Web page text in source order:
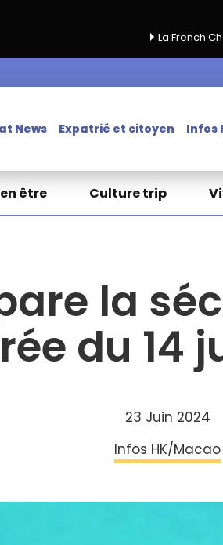
La French Chamber lance
News Expatrié et citoyen Infos
être Culture trip
la
du 14
23 Juin 2024
Infos HK/Macao